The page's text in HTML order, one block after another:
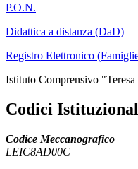
P.O.N.
Didattica a distanza (DaD)
Registro Elettronico
Istituto Comprensivo
Codici
Codice Meccanografico
LEIC8AD00C